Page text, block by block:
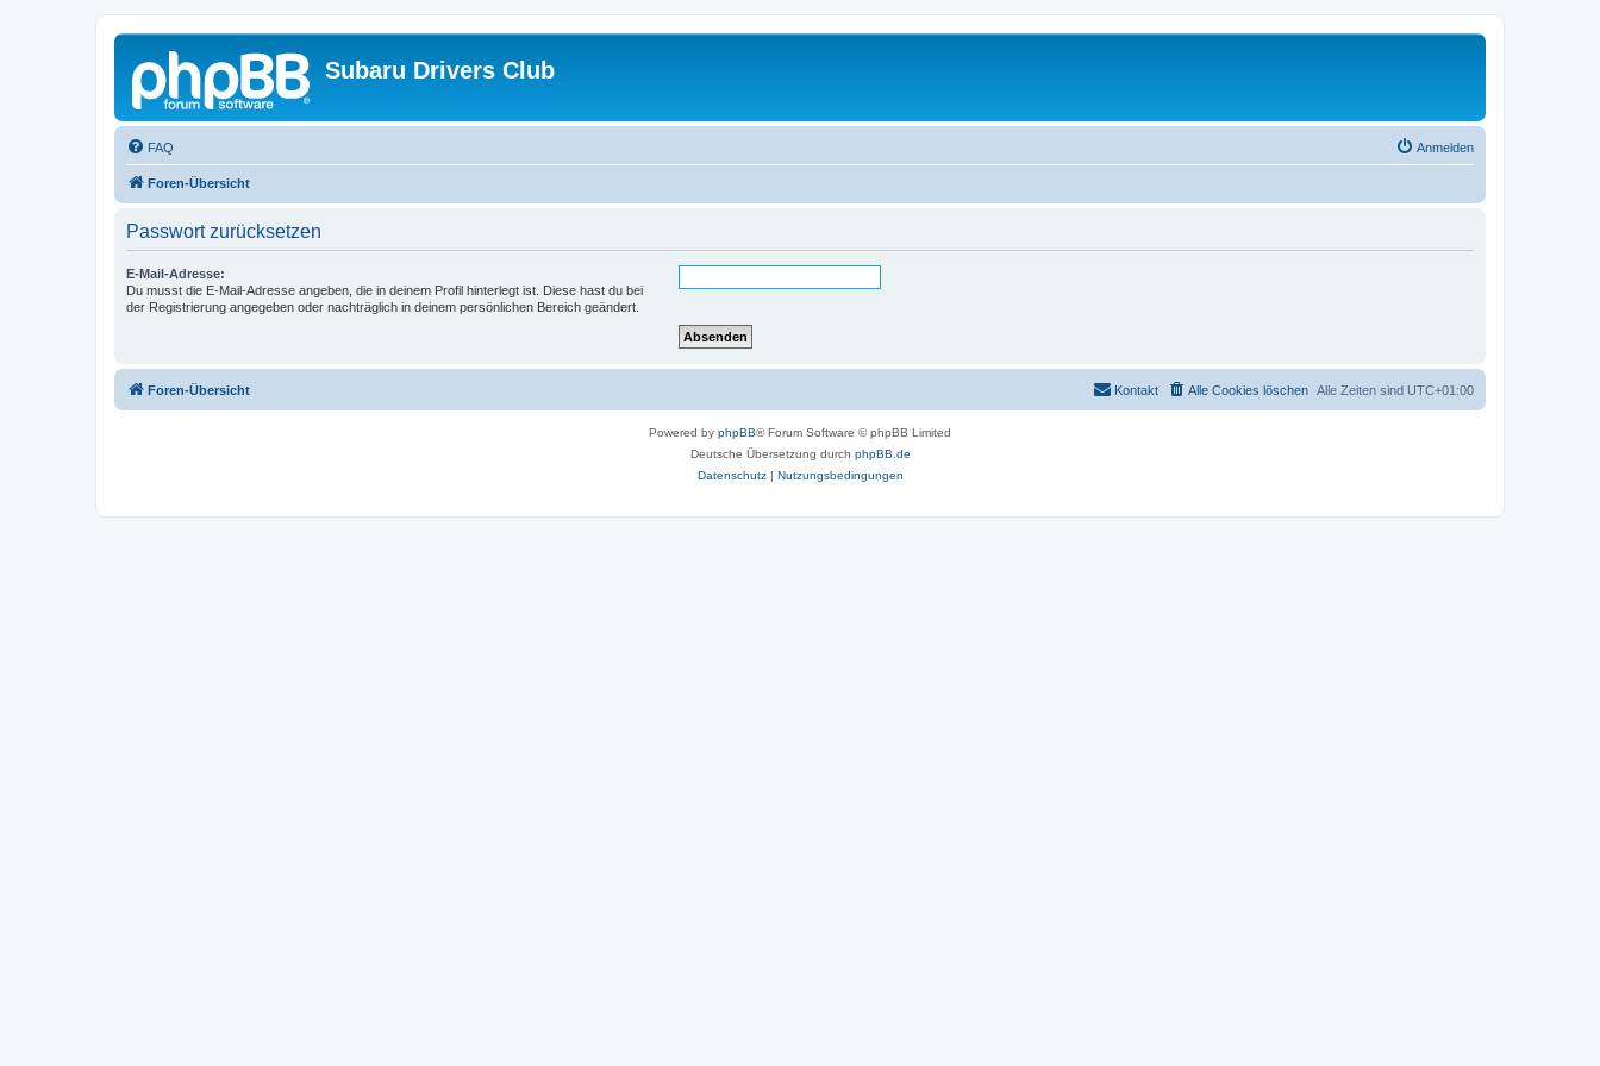
Subaru Drivers Club
FAQ Anmelden
Foren-Übersicht
Passwort zurücksetzen
E-Mail-Adresse:
Du musst die E-Mail-Adresse angeben, die in deinem Profil hinterlegt ist. Diese hast du bei
der Registrierung angegeben oder nachträglich in deinem persönlichen Bereich geändert.
Foren-Übersicht Alle Zeiten sind UTC+01:00
Alle Cookies löschen
Kontakt
Powered by phpBB® Forum Software © phpBB Limited
Deutsche Übersetzung durch phpBB.de
Datenschutz| Nutzungsbedingungen